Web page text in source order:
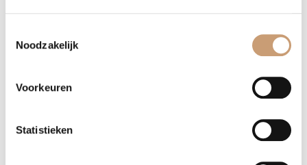
Noodzakelijk
Voorkeuren
Statistieken
Terug naar het overzicht